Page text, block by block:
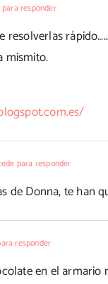
responder
resolverlas
mismito.
para responder
de Donna, te han
responder
en el